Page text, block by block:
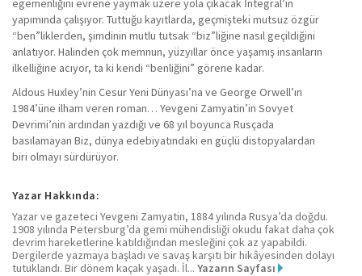
egemenliğini evrene yaymak üzere yola çıkacak İntegral’in
yapımında çalışıyor. Tuttuğu kayıtlarda, geçmişteki mutsuz özgür
“ben”liklerden, şimdinin mutlu tutsak “biz”liğine nasıl geçildiğini
anlatıyor. Halinden çok memnun, yüzyıllar önce yaşamış insanların
ilkelliğine acıyor, ta ki kendi “benliğini” görene kadar.
Aldous Huxley’nin Cesur Yeni Dünyası’na ve George Orwell’ın
1984’üne ilham veren roman… Yevgeni Zamyatin’in Sovyet
Devrimi’nin ardından yazdığı ve 68 yıl boyunca Rusçada
basılamayan Biz, dünya edebiyatındaki en güçlü distopyalardan
biri olmayı sürdürüyor.
Yazar Hakkında:
Yazar ve gazeteci Yevgeni Zamyatin, 1884 yılında Rusya’da doğdu.
1908 yılında Petersburg’da gemi mühendisliği okudu fakat daha çok
devrim hareketlerine katıldığından mesleğini çok az yapabildi.
Dergilerde yazmaya başladı ve savaş karşıtı bir hikâyesinden dolayı
tutuklandı. Bir dönem kaçak yaşadı. İl... Yazarın Sayfası